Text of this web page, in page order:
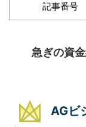
記事番号
急ぎの資
AGビ